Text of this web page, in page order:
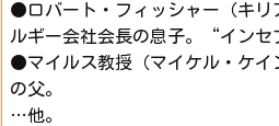
●ロバート・フィッシャー（キ
ルギー会社会長の息子。“インセ
●マイルス教授（マイケル・ケ
の父。
…他。